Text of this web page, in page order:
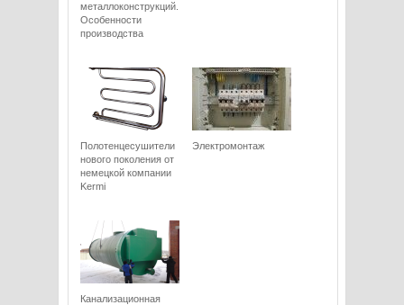
металлоконструкций.
Особенности
производства
Полотенцесушители
нового поколения от
немецкой компании
Kermi
Электромонтаж
Канализационная